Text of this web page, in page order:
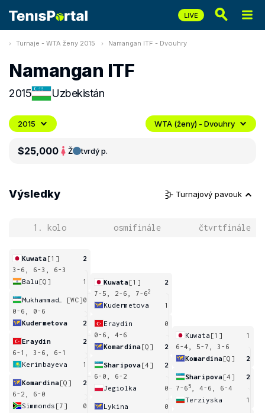
Turnaje - WTA ženy 2015 Namangan ITF - Dvouhry
Namangan ITF
2015 Uzbekistán
2015 WTA (ženy) - Dvouhry
$25,000 Ž tvrdý p.
Výsledky Turnajový pavouk
1. kolo osmifinále čtvrtfinále
Kuwata[1]
2
3-6, 6-3, 6-3
Balu [Q] 1
[WC]0
0-6, 0-6
Kudermetova
2
Eraydin
2
6-1, 3-6, 6-1
Kerimbayeva
1
Komardina[Q]
2
6-2, 6-0
Simmonds [7] 0
Kuwata[1]
2
7-5, 2-6, 7-62
Kudermetova 1
Eraydin
0
0-6, 4-6
Komardina[Q] 2
Sharipova[4]
2
6-0, 6-2
Jegiolka
0
Lykina
0
Kuwata [1]
1
6-4, 5-7, 3-6
Komardina[Q] 2
Sharipova[4]
2
7-6 5
, 4-6, 6-4
Terziyska
1